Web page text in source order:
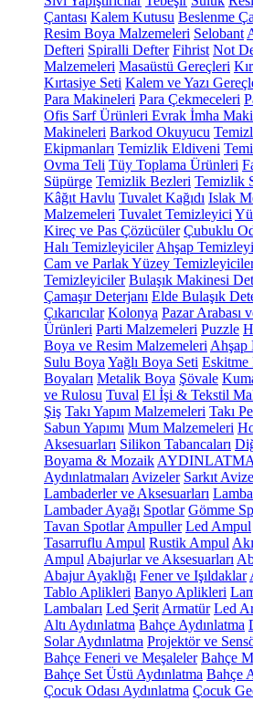
Çantası Kalem Kutusu Beslenme
Resim Boya Malzemeleri Selobant
Defteri Spiralli Defter Fihrist Not
Malzemeleri Masaüstü Gereçleri
Kırtasiye Seti Kalem ve Yazı
Para Makineleri Para Çekmeceleri
Ofis Sarf Ürünleri Evrak İmha
Makineleri Barkod Okuyucu
Ekipmanları Temizlik Eldiveni
Ovma Teli Tüy Toplama Ürünleri
Süpürge Temizlik Bezleri Temizlik
Kâğıt Havlu Tuvalet Kağıdı Islak
Malzemeleri Tuvalet Temizleyici
Kireç ve Pas Çözücüler Çubuklu
Halı Temizleyiciler Ahşap
Cam ve Parlak Yüzey
Temizleyiciler Bulaşık Makinesi
Çamaşır Deterjanı Elde Bulaşık
Çıkarıcılar Kolonya Pazar Arabası
Ürünleri Parti Malzemeleri Puzzle
Boya ve Resim Malzemeleri Ahşap
Sulu Boya Yağlı Boya Seti Eskitme
Boyaları Metalik Boya Şövale
ve Rulosu Tuval El İşi & Tekstil
Şiş Takı Yapım Malzemeleri Takı
Sabun Yapımı Mum Malzemeleri
Aksesuarları Silikon Tabancaları
Boyama & Mozaik
Aydınlatmaları Avizeler Sarkıt
Lambaderler ve Aksesuarları
Lambader Ayağı Spotlar Gömme
Tavan Spotlar Ampuller Led Ampul
Tasarruflu Ampul Rustik Ampul
Ampul Abajurlar ve Aksesuarları
Abajur Ayaklığı Fener ve Işıldaklar
Tablo Aplikleri Banyo Aplikleri
Lambaları Led Şerit Armatür Led
Altı Aydınlatma Bahçe Aydınlatma
Solar Aydınlatma Projektör ve
Bahçe Feneri ve Meşaleler Bahçe
Bahçe Set Üstü Aydınlatma Bahçe
Çocuk Odası Aydınlatma Çocuk